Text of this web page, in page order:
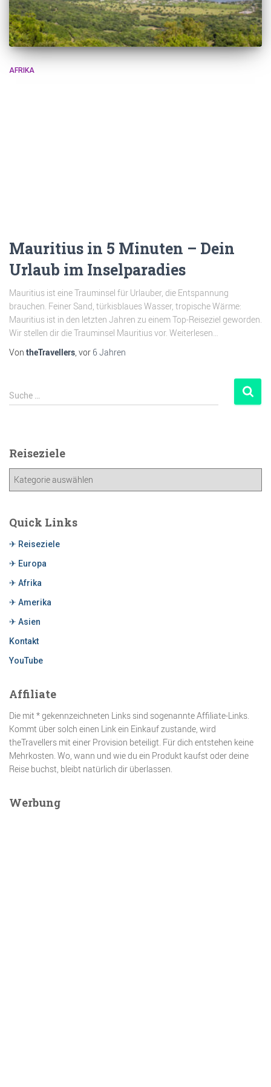
AFRIKA
Mauritius in 5 Minuten – Dein
Urlaub im Inselparadies
Mauritius ist eine Trauminsel für Urlauber, die Entspannung
brauchen. Feiner Sand, türkisblaues Wasser, tropische Wärme:
Mauritius ist in den letzten Jahren zu einem Top-Reiseziel geworden.
Wir stellen dir die Trauminsel Mauritius vor. Weiterlesen…
Von theTravellers , vor 6 Jahren
Suche …
Reiseziele
Quick Links
✈ Reiseziele
✈ Europa
✈ Afrika
✈ Amerika
✈ Asien
Kontakt
YouTube
Affiliate
Die mit * gekennzeichneten Links sind sogenannte Affiliate-Links.
Kommt über solch einen Link ein Einkauf zustande, wird
theTravellers mit einer Provision beteiligt. Für dich entstehen keine
Mehrkosten. Wo, wann und wie du ein Produkt kaufst oder deine
Reise buchst, bleibt natürlich dir überlassen.
Werbung